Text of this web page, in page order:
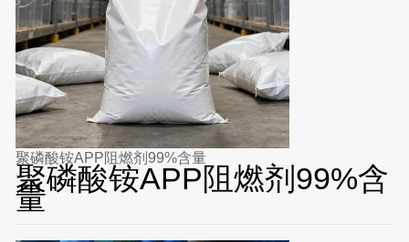
聚磷酸铵APP阻燃剂99%含量
聚磷酸铵APP阻燃剂99%含
量